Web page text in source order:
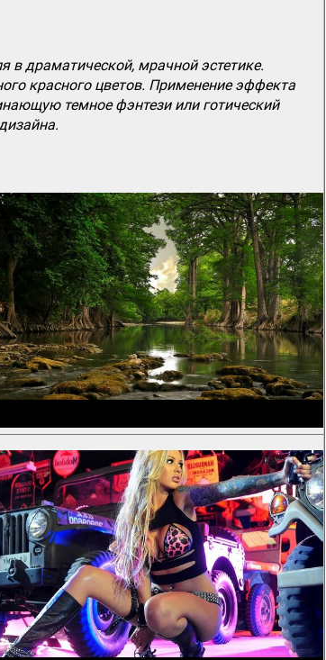
в драматической, мрачной эстетике.
красного цветов. Применение эффекта
темное фэнтези или готический